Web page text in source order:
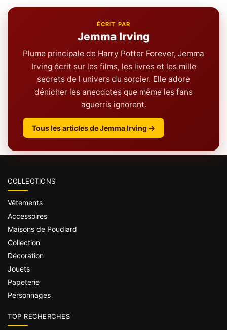
ÉCRIT PAR
Jemma Irving
Plume principale de Harry Potter Forever, Jemma
Irving écrit sur les films, les livres et les mille
secrets de l univers du sorcier. Elle adore
dénicher les anecdotes que même les fans
aguerris ignorent.
Tous les articles de Jemma Irving →
COLLECTIONS
Vêtements
Accessoires
Maisons de Poudlard
Collection
Décoration
Jouets
Papeterie
Personnages
TOP RECHERCHES